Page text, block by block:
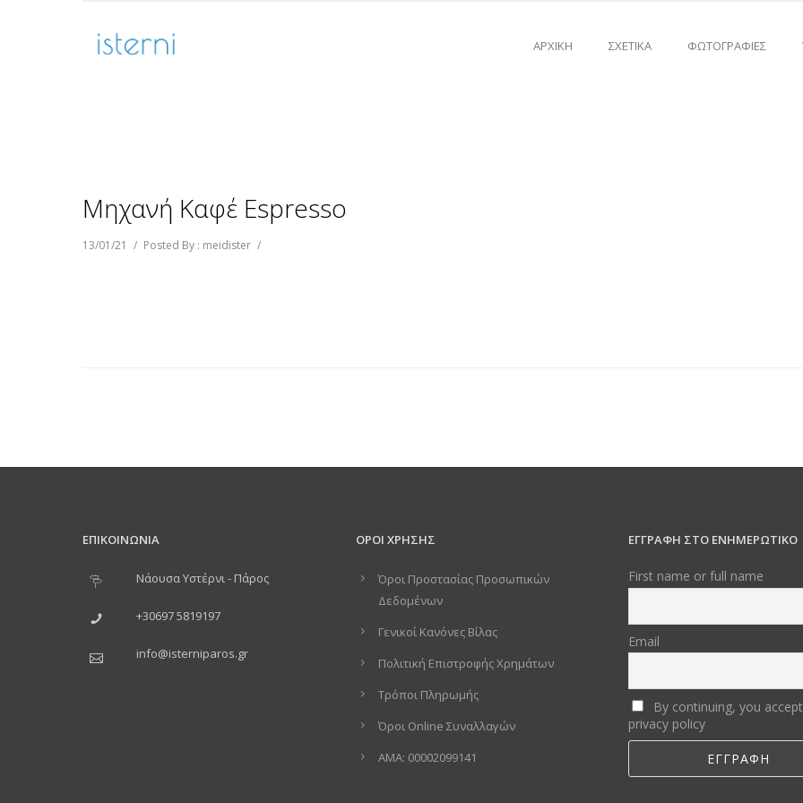
ΑΡΧΙΚΗ ΣΧΕΤΙΚΑ ΦΩΤΟΓΡΑΦΊΕΣ
Μηχανή Καφέ Espresso
13/01/21 / Posted By : meidister /
ΕΠΙΚΟΙΝΩΝΙΑ
Νάουσα Υστέρνι - Πάρος
+30697 5819197
info@isterniparos.gr
ΟΡΟΙ ΧΡΗΣΗΣ
Όροι Προστασίας Προσωπικών
Δεδομένων
Γενικοί Κανόνες Βίλας
Πολιτική Επιστροφής Χρημάτων
Τρόποι Πληρωμής
Όροι Online Συναλλαγών
ΑΜΑ: 00002099141
ΕΓΓΡΑΦΗ ΣΤΟ ΕΝΗΜΕΡΩΤΙΚΟ
First name or full name
Email
By continuing, you
privacy policy